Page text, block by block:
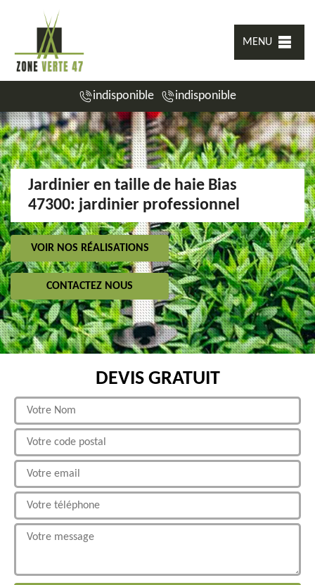
MENU
indisponible indisponible
Jardinier en taille de haie Bias
47300: jardinier professionnel
VOIR NOS RÉALISATIONS
CONTACTEZ NOUS
DEVIS GRATUIT